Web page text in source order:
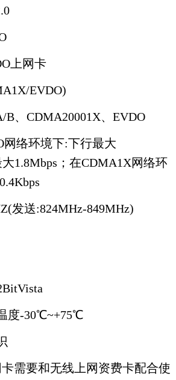
上网卡
EVDO)
B、CDMA20001X、EVDO
网络环境下:下行最大
1.8Mbps；在CDMA1X网络环
发送:824MHz-849MHz)
度-30℃~+75℃
需要和无线上网资费卡配合使